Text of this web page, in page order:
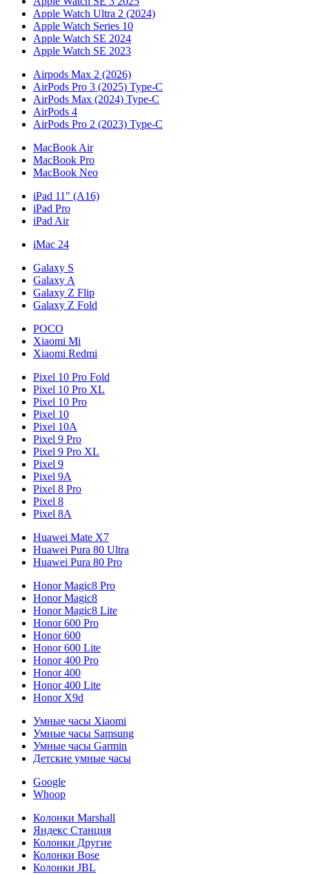
Apple Watch Ultra 2 (2024)
Apple Watch Series 10
Apple Watch SE 2024
Apple Watch SE 2023
Airpods Max 2 (2026)
AirPods Pro 3 (2025) Type-C
AirPods Max (2024) Type-C
AirPods 4
AirPods Pro 2 (2023) Type-C
MacBook Air
MacBook Pro
MacBook Neo
iPad 11" (A16)
iPad Pro
iPad Air
iMac 24
Galaxy S
Galaxy A
Galaxy Z Flip
Galaxy Z Fold
POCO
Xiaomi Mi
Xiaomi Redmi
Pixel 10 Pro Fold
Pixel 10 Pro XL
Pixel 10 Pro
Pixel 10
Pixel 10A
Pixel 9 Pro
Pixel 9 Pro XL
Pixel 9
Pixel 9A
Pixel 8 Pro
Pixel 8
Pixel 8A
Huawei Mate X7
Huawei Pura 80 Ultra
Huawei Pura 80 Pro
Honor Magic8 Pro
Honor Magic8
Honor Magic8 Lite
Honor 600 Pro
Honor 600
Honor 600 Lite
Honor 400 Pro
Honor 400
Honor 400 Lite
Honor X9d
Умные часы Xiaomi
Умные часы Samsung
Умные часы Garmin
Детские умные часы
Google
Whoop
Колонки Marshall
Яндекс Станция
Колонки Другие
Колонки Bose
Колонки JBL